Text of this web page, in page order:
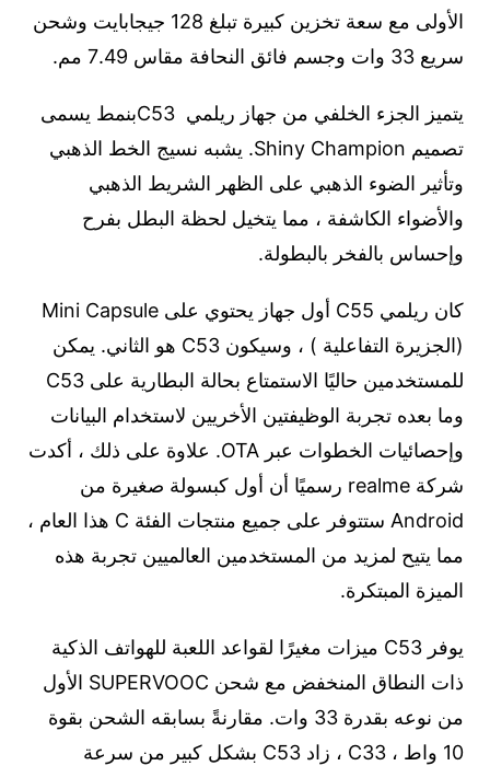
الأولى مع سعة تخزين كبيرة تبلغ 128 جيجابايت وشحن
سريع 33 وات وجسم فائق النحافة مقاس 7.49 مم.
يتميز الجزء الخلفي من جهاز ريلمي C53بنمط يسمى
تصميم Shiny Champion. يشبه نسيج الخط الذهبي
وتأثير الضوء الذهبي على الظهر الشريط الذهبي
والأضواء الكاشفة ، مما يتخيل لحظة البطل بفرح
وإحساس بالفخر بالبطولة.
كان ريلمي C55 أول جهاز يحتوي على Mini Capsule
(الجزيرة التفاعلية ) ، وسيكون C53 هو الثاني. يمكن
للمستخدمين حاليًا الاستمتاع بحالة البطارية على C53
وما بعده تجربة الوظيفتين الأخريين لاستخدام البيانات
وإحصائيات الخطوات عبر OTA. علاوة على ذلك ، أكدت
شركة realme رسميًا أن أول كبسولة صغيرة من
Android ستتوفر على جميع منتجات الفئة C هذا العام ،
مما يتيح لمزيد من المستخدمين العالميين تجربة هذه
الميزة المبتكرة.
يوفر C53 ميزات مغيرًا لقواعد اللعبة للهواتف الذكية
ذات النطاق المنخفض مع شحن SUPERVOOC الأول
من نوعه بقدرة 33 وات. مقارنةً بسابقه الشحن بقوة
10 واط ، C33 ، زاد C53 بشكل كبير من سرعة